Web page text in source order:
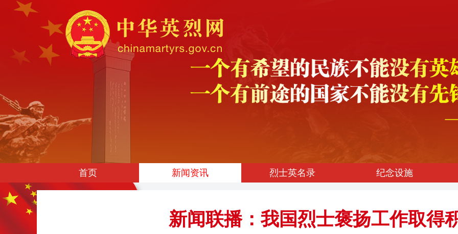
首页 新闻资讯 烈士英名录 纪念设施
新闻联播：我国烈士褒扬工作取得